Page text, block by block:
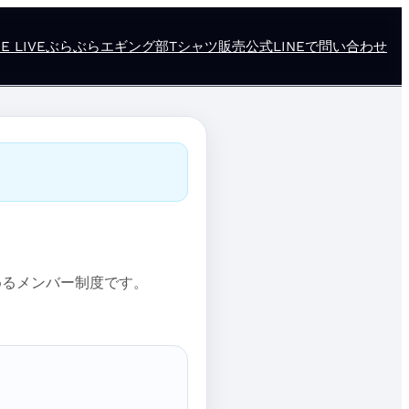
LIVEぶらぶらエギング部Tシャツ販売公式LINEで問い合わせ
メンバー制度です。